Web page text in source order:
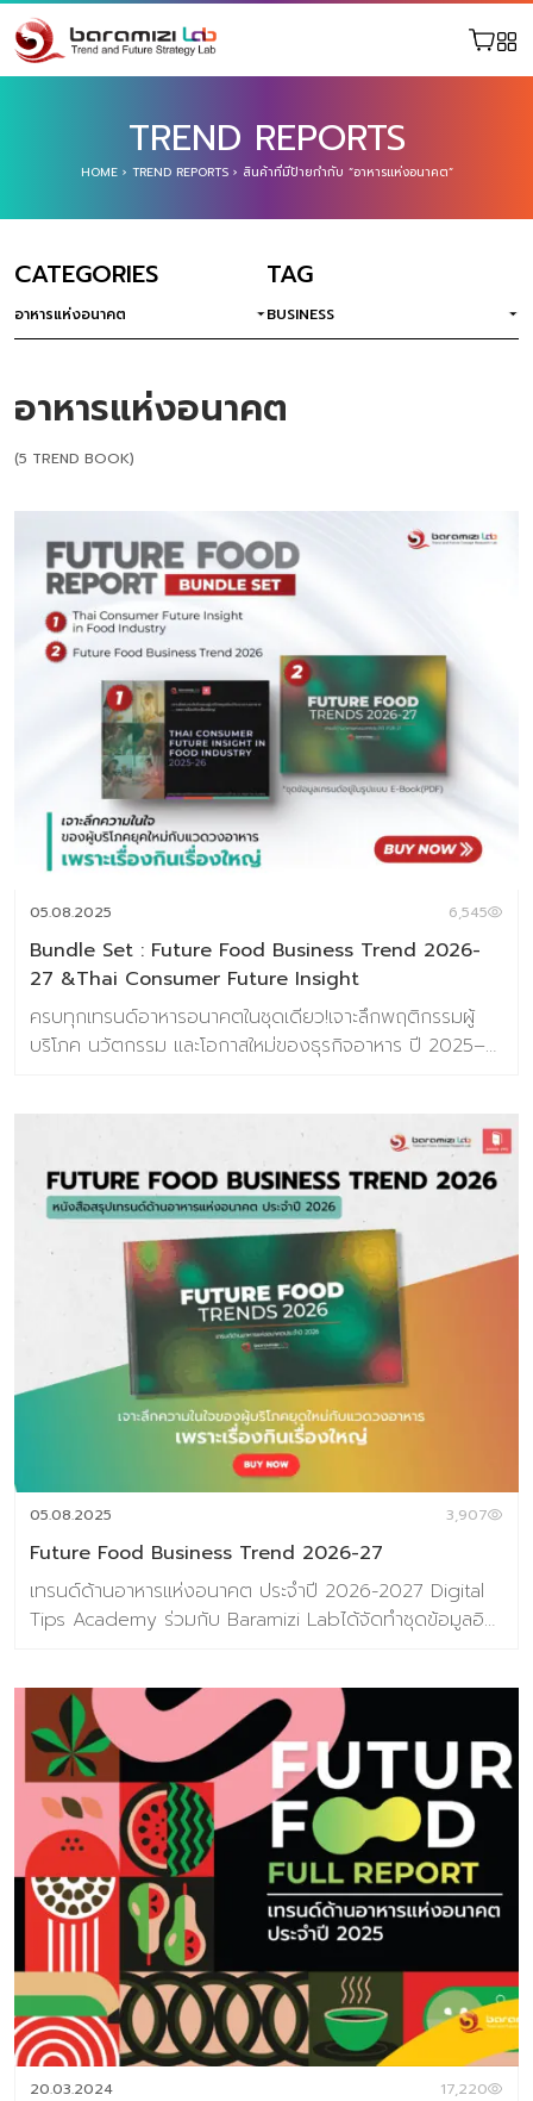
TREND REPORTS
HOME› TREND REPORTS› สินค้าที่มีป้ายกำกับ “อาหารแห่งอนาคต”
CATEGORIES
อาหารแห่งอนาคต
TAG
BUSINESS
อาหารแห่งอนาคต
(5 TREND BOOK)
05.08.2025 6,545
Bundle Set : Future Food Business Trend 2026-
27 &Thai Consumer Future Insight
ครบทุกเทรนด์อาหารอนาคตในชุดเดียว!เจาะลึกพฤติกรรมผู้
บริโภค นวัตกรรม และโอกาสใหม่ของธุรกิจอาหาร ปี 2025–
ธุรกิจอาหาร ทั้งในวันนี้และอนาคต ในเซ็ตประกอบด้วยหนังสือ
2 เล่ม 1.Thai Consumer Future Insight in Food
Industry หนังสือที่เจาะลึกทุกอินไซต์สำคัญของผู้บริโภคไทยใน
โลกอาหารปี 2025–2026 2.Future Food Business
Trend 2026-2027 หนังสือสรุปเทรนด์ด้านอาหารแห่ง
อนาคต ประจำปี 2026 (ชุดข้อมูลเทรนด์อยู่ในรูปแบบ E-
Book สามารถดาวน์โหลดอ่านได้ทันที) พิเศษราคา
6,384 บาท จากราคาเต็ม 7,980 บาท ชุดข้อมูลที่ 1 Thai
Consumer Future Insight in Food Industry เจาะลึก
ความในใจของผู้บริโภคยุดใหม่กับแวดวงอาหาร เพราะเรื่องกิน
เรื่องใหญ่ เนื้อหาภายเล่ม ประกอบด้วย Introduction แนวคิด
ทฤษฎีและสมมติฐานงานวิจัย บทที่ 1 Respondents’ Profile
กลุ่มตัวอย่างงานวิจัย บทที่ 2 Food in Thais’ Life –
Occasion อาหารกับโอกาสในชีวิตประจำวัน บทที่ 3 Update
Eating & Buying Behavior รูปแบบการกินและการตัดสินใจซ
[…]
05.08.2025 3,907
Future Food Business Trend 2026-27
เทรนด์ด้านอาหารแห่งอนาคต ประจำปี 2026-2027 Digital
Tips Academy ร่วมกับ Baramizi Labได้จัดทำชุดข้อมูลอิน
การแค่ “ตามเทรนด์” ไม่พออีกต่อไปแต่ต้อง มองเห็นอนาคต
ก่อนใคร เพื่อวางกลยุทธ์ให้แม่นยำ (ชุดข้อมูลเทรนด์อยู่ในรูป
แบบ E-Book ) เนื้อหาภายในเล่ม 186 หน้า ครอบคลุม
Introduction แนวคิด ทฤษฎีและสมมติฐานงานวิจัย บทที่
1 Future Food Trend เปิดมุมมองเพื่อมองเห็นโอกาสในภาพ
รวมอุตสาหกรรมอาหารแห่งอนาคต 10 แนวโน้มธุรกิจอาหาร
แห่งอนาคต ประกอบไปด้วย 1. Well-Mental Eating 2.
Personalized Nutrition 3. Edible Beauty 4. Through
the root 5. Eye Foodie 6. Extraordinary Meal 7.
Alternative Nutrition 8. Foods for the world 9.
Localized Chain 10. FoodTech บทที่ 2 Food Market
Analysis (Global) ข้อมูลสถานการณ์ตลาดของอุตสาหกรรม
อาหาร บทที่ 3 ข้อมูลกรณีศึกษากว่า 100 เคส บทที่ 4 ผลการ
วิจัยผู้บริโภคชาวไทย 800 ตัวอย่างเกี่ยวกับการตอบรับเท
20.03.2024 17,220